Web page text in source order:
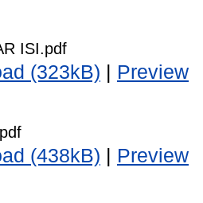
ISI.pdf
(323kB) | Preview
(438kB) | Preview